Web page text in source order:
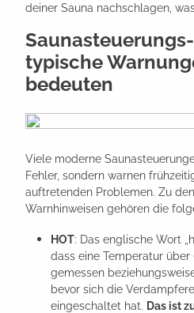
deiner Sauna nachschlagen,
typische
bedeuten
Viele moderne
Fehler, sondern warnen
auftretenden Problemen. Zu
Warnhinweisen gehören die
HOT: Das englische Wort
dass eine Temperatur über
gemessen
bevor sich die
eingeschaltet hat. Das ist